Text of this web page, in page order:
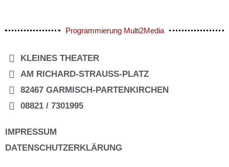
Programmierung Multi2Media
KLEINES THEATER
AM RICHARD-STRAUSS-PLATZ
82467 GARMISCH-PARTENKIRCHEN
08821 / 7301995
IMPRESSUM
DATENSCHUTZERKLÄRUNG